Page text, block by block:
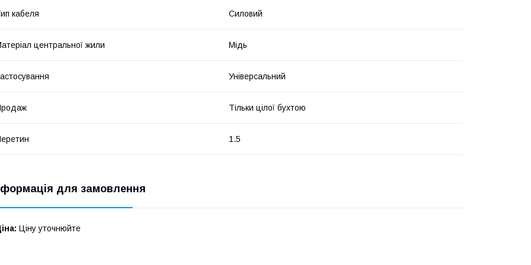
кабеля Силовий
центральної жили Мідь
Універсальний
Тільки цілої бухтою
1.5
для замовлення
Ціну уточнюйте